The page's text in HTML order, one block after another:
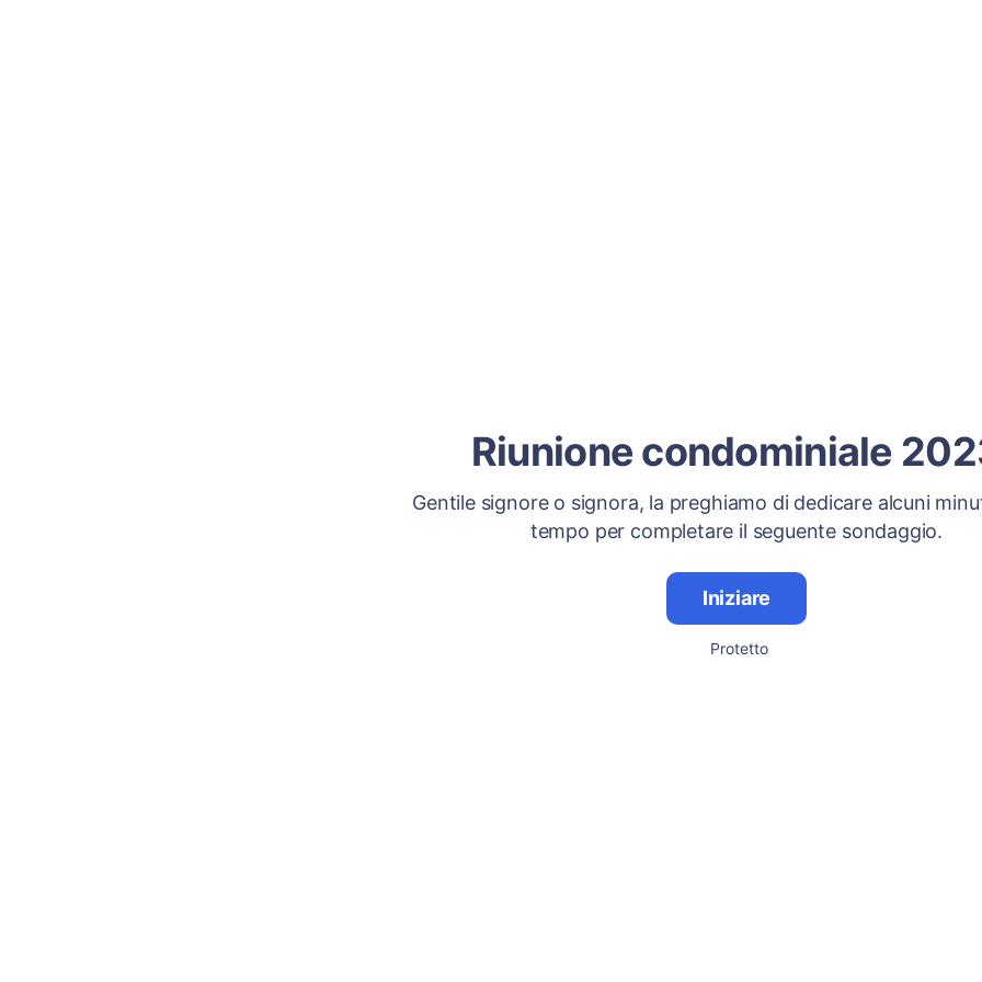
Riunione condominiale
Gentile signore o signora, la preghiamo di dedicare alcuni
tempo per completare il seguente sondaggio.
Iniziare
Protetto